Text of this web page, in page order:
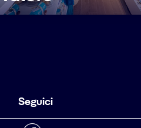
Seguici